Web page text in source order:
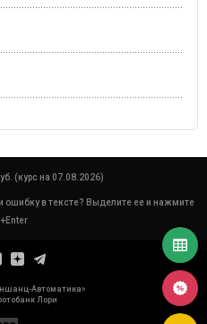
(курс на 07.08.2026)
ошибку в тексте? Выделите ее и нажмите
Автоматика»
Лори